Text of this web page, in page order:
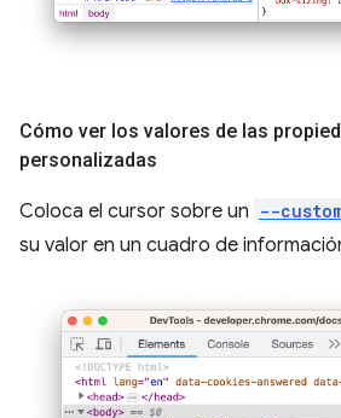
Cómo ver los valores de las
personalizadas
Coloca el cursor sobre un --
su valor en un cuadro de